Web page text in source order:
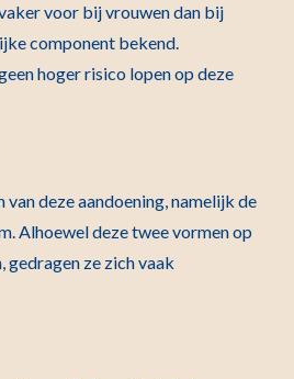
voor bij vrouwen dan bij
component bekend.
hoger risico lopen op deze
van deze aandoening, namelijk de
Alhoewel deze twee vormen op
ze zich vaak